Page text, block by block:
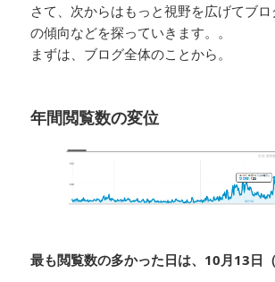
さて、次からはもっと視野を広げてブ
の傾向などを探っていきます。。
まずは、ブログ全体のことから。
年間閲覧数の変位
最も閲覧数の多かった日は、10月13日（